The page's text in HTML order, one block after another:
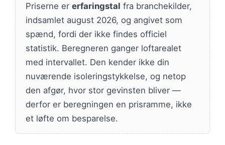
Priserne er erfaringstal fra branchekilder,
indsamlet august 2026, og angivet som
spænd, fordi der ikke findes officiel
statistik. Beregneren ganger loftarealet
med intervallet. Den kender ikke din
nuværende isoleringstykkelse, og netop
den afgør, hvor stor gevinsten bliver —
derfor er beregningen en prisramme, ikke
et løfte om besparelse.